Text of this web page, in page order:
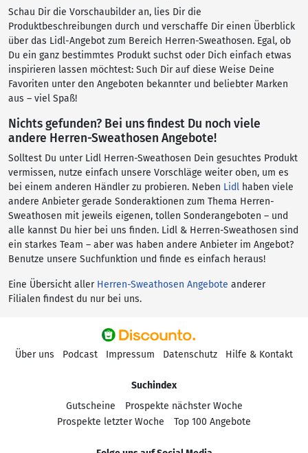
Schau Dir die Vorschaubilder an, lies Dir die
Produktbeschreibungen durch und verschaffe Dir einen Überblick
über das Lidl-Angebot zum Bereich Herren-Sweathosen. Egal, ob
Du ein ganz bestimmtes Produkt suchst oder Dich einfach etwas
inspirieren lassen möchtest: Such Dir auf diese Weise Deine
Favoriten unter den Angeboten bekannter und beliebter Marken
aus – viel Spaß!
Nichts gefunden? Bei uns findest Du noch viele
andere Herren-Sweathosen Angebote!
Solltest Du unter Lidl Herren-Sweathosen Dein gesuchtes Produkt
vermissen, nutze einfach unsere Vorschläge weiter oben, um es
bei einem anderen Händler zu probieren. Neben Lidl haben viele
andere Anbieter gerade Sonderaktionen zum Thema Herren-
Sweathosen mit jeweils eigenen, tollen Sonderangeboten – und
alle kannst Du hier bei uns finden. Lidl & Herren-Sweathosen sind
ein starkes Team – aber was haben andere Anbieter im Angebot?
Benutze unsere Suchfunktion und finde es einfach heraus!
Eine Übersicht aller Herren-Sweathosen Angebote anderer
Filialen findest du nur bei uns.
Über uns Podcast Impressum Datenschutz Hilfe & Kontakt
Suchindex
Gutscheine
Prospekte nächster Woche
Prospekte letzter Woche
Top 100 Angebote